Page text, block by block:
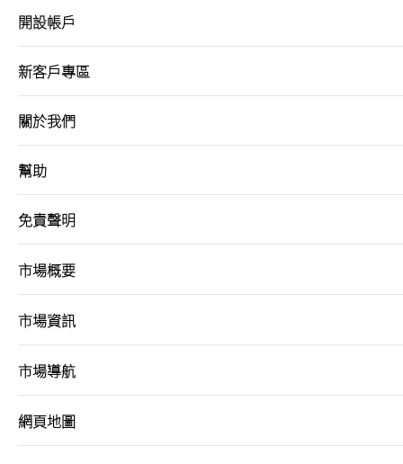
短片教室
期貨寶
流動期貨交易
流動股票期權交易
雙重認證機制（2FA）
衍生產品知識
虛擬資產知識
開設帳戶
新客戶專區
關於我們
幫助
免責聲明
市場概要
市場資訊
市場導航
網頁地圖